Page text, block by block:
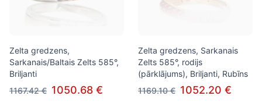
Zelta gredzens,
Sarkanais/Baltais Zelts 585°,
Briljanti
1167.42 € 1050.68 €
Zelta gredzens, Sarkanais
Zelts 585°, rodijs
(pārklājums), Briljanti, Rubīns
1169.10 € 1052.20 €